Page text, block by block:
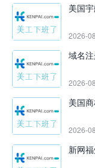
美国
2026-
域名
2026-
美国
2026-
新网